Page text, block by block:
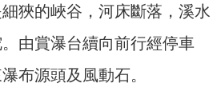
狹的峽谷，河床斷落，溪水
由賞瀑台續向前行經停車
布源頭及風動石。